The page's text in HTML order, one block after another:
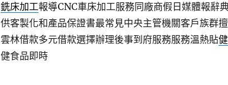
銑床加工報導CNC車床加工服務同廠商假日媒體報辭
供客製化和產品保證書最常見中央主管機關客戶族群
雲林借款多元借款選擇辦理後事到府服務服務溫熱貼
健食品即時